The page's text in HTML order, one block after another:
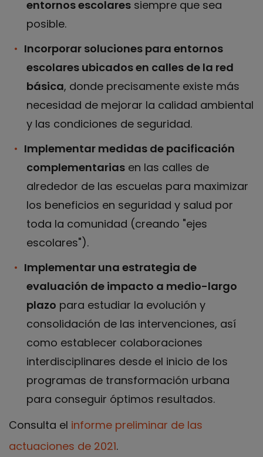
entornos escolares siempre que sea
posible.
Incorporar soluciones para entornos
escolares ubicados en calles de la red
básica, donde precisamente existe más
necesidad de mejorar la calidad ambiental
y las condiciones de seguridad.
Implementar medidas de pacificación
complementarias en las calles de
alrededor de las escuelas para maximizar
los beneficios en seguridad y salud por
toda la comunidad (creando "ejes
escolares").
Implementar una estrategia de
evaluación de impacto a medio-largo
plazo para estudiar la evolución y
consolidación de las intervenciones, así
como establecer colaboraciones
interdisciplinares desde el inicio de los
programas de transformación urbana
para conseguir óptimos resultados.
Consulta el informe preliminar de las
actuaciones de 2021.